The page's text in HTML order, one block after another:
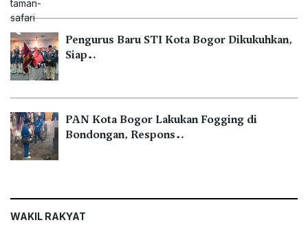
Pengurus Baru STI Kota Bogor Dikukuhkan,
Siap…
PAN Kota Bogor Lakukan Fogging di
Bondongan, Respons…
WAKIL RAKYAT